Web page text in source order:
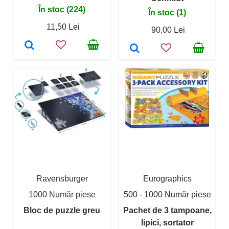
În stoc (224)
11,50 Lei
În stoc (1)
90,00 Lei
Ravensburger
1000 Număr piese
Bloc de puzzle greu
Eurographics
500 - 1000 Număr piese
Pachet de 3 tampoane,
lipici, sortator